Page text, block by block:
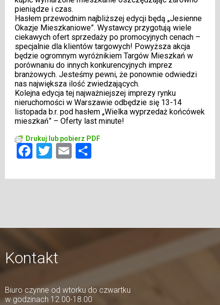
pieniądze i czas.
Hasłem przewodnim najbliższej edycji będą „Jesienne
Okazje Mieszkaniowe”. Wystawcy przygotują wiele
ciekawych ofert sprzedaży po promocyjnych cenach –
specjalnie dla klientów targowych! Powyższa akcja
będzie ogromnym wyróżnikiem Targów Mieszkań w
porównaniu do innych konkurencyjnych imprez
branżowych. Jesteśmy pewni, że ponownie odwiedzi
nas największa ilość zwiedzających.
Kolejna edycja tej najważniejszej imprezy rynku
nieruchomości w Warszawie odbędzie się 13-14
listopada b.r. pod hasłem „Wielka wyprzedaż końcówek
mieszkań” – Oferty last minute!
Drukuj lub pobierz PDF
Facebook
Twitter
Email
Kontakt
Biuro czynne od wtorku do czwartku
w godzinach 12.00-18.00